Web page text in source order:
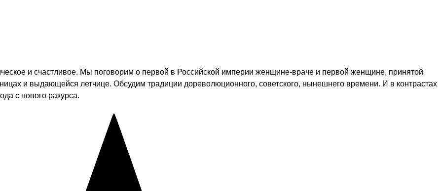
и счастливое. Мы поговорим о первой в Российской империи женщине-враче и первой женщине, принятой
и выдающейся летчице. Обсудим традиции дореволюционного, советского, нынешнего времени. И в контрастах
с нового ракурса.